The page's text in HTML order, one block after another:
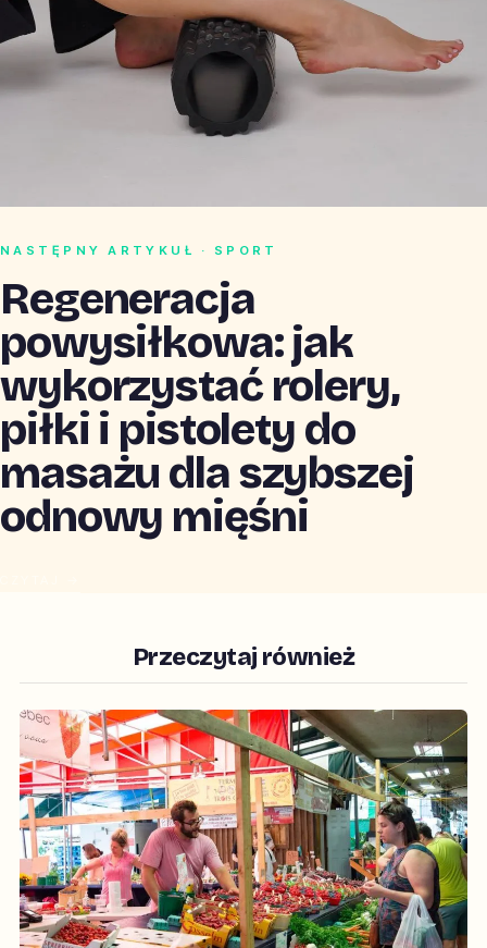
NASTĘPNY ARTYKUŁ · SPORT
Regeneracja
powysiłkowa: jak
wykorzystać rolery,
piłki i pistolety do
masażu dla szybszej
odnowy mięśni
Przeczytaj również